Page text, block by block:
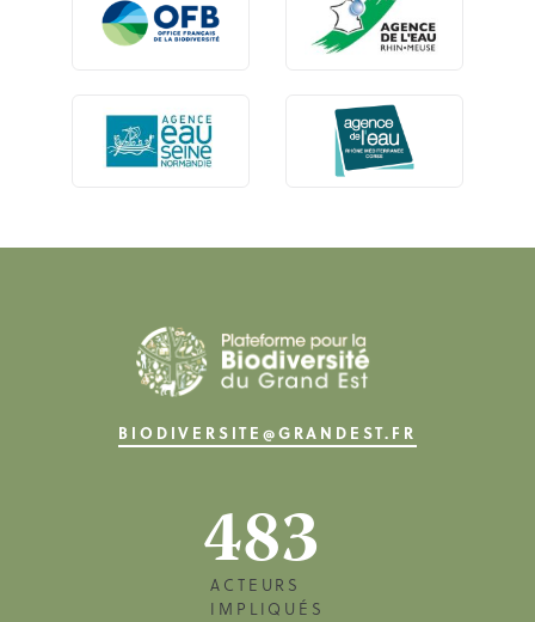
BIODIVERSITE@GRANDEST.FR
483
ACTEURS
IMPLIQUÉS